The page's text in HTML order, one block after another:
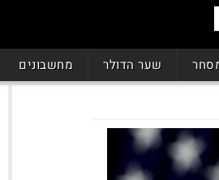
שער הדולר מחשבונים